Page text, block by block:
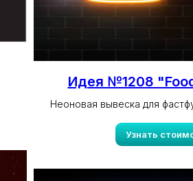
Идея №1208
Неоновая вывеска для
Узнать